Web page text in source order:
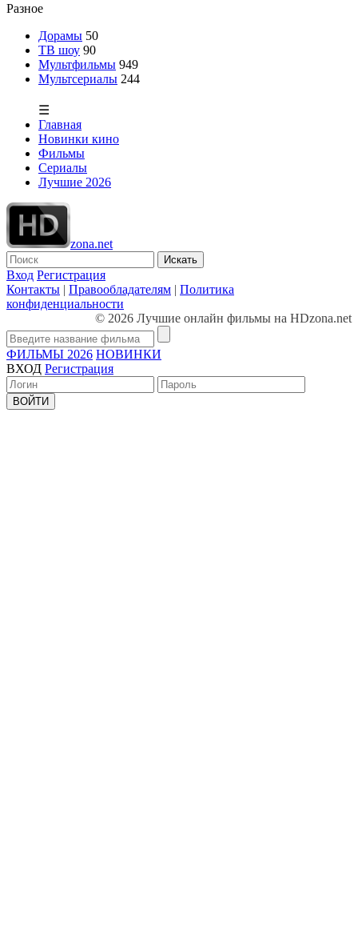
Разное
Дорамы 50
ТВ шоу 90
Мультфильмы 949
Мультсериалы 244
☰
Главная
Новинки кино
Фильмы
Сериалы
Лучшие 2026
zona.net
Искать
Вход Регистрация
Контакты | Правообладателям | Политика
конфиденциальности
© 2026 Лучшие онлайн фильмы на HDzona.net
ФИЛЬМЫ 2026 НОВИНКИ
ВХОД Регистрация